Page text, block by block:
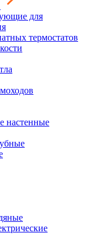
для
термостатов
настенные